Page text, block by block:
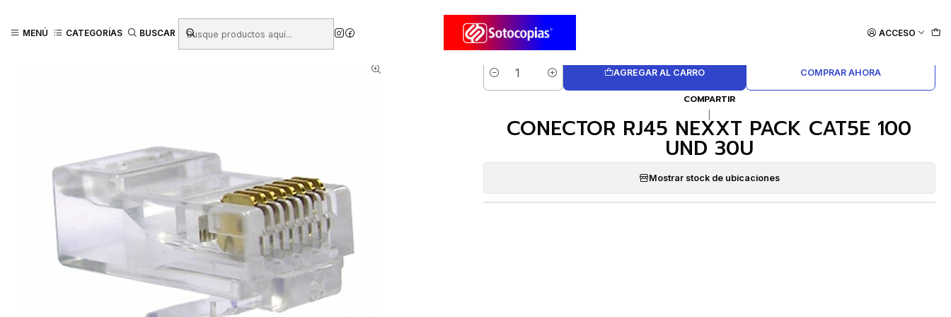
MENÚ CATEGORÍAS BUSCAR ACCESO
CONECTOR RJ45 NEXXT PACK CAT5E 100 UND 30U
Cantidad
AGREGAR AL CARRO COMPRAR AHORA
COMPARTIR
CONECTOR RJ45 NEXXT PACK CAT5E 100
UND 30U
Mostrar stock de ubicaciones